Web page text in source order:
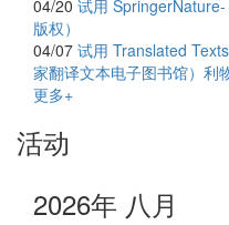
04/20 试用
版权）
04/07 试用 Translated
家翻译文本电子图书馆）利
更多+
活动
2026年 八月